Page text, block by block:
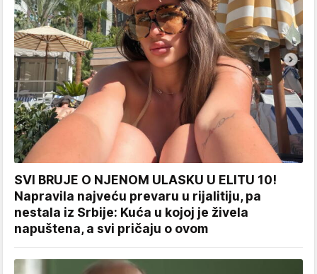
SVI BRUJE O NJENOM ULASKU U ELITU 10!
Napravila najveću prevaru u rijalitiju, pa
nestala iz Srbije: Kuća u kojoj je živela
napuštena, a svi pričaju o ovom